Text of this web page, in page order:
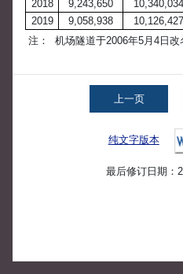
2018
9,243,650 10,340,034
2019
9,058,938 10,126,427
注：
机场隧道于2006年5月4日改
上一页
纯文字版本
最后修订日期：